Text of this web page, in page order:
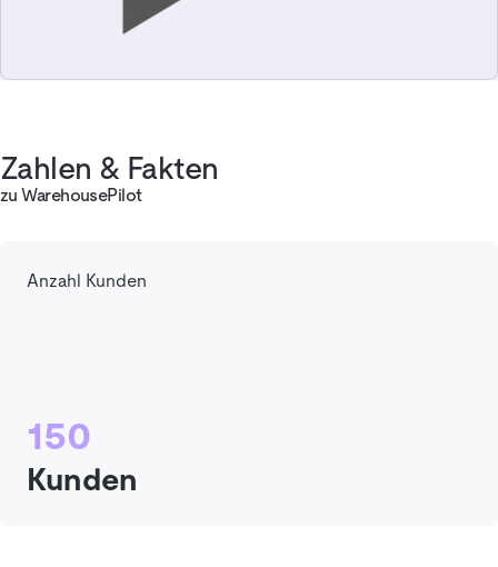
Zahlen & Fakten
zu WarehousePilot
Anzahl Kunden
150
Kunden